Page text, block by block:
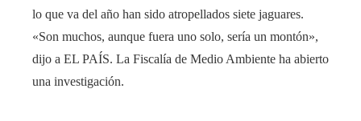
lo que va del año han sido atropellados siete jaguares.
«Son muchos, aunque fuera uno solo, sería un montón»,
dijo a EL PAÍS. La Fiscalía de Medio Ambiente ha abierto
una investigación.